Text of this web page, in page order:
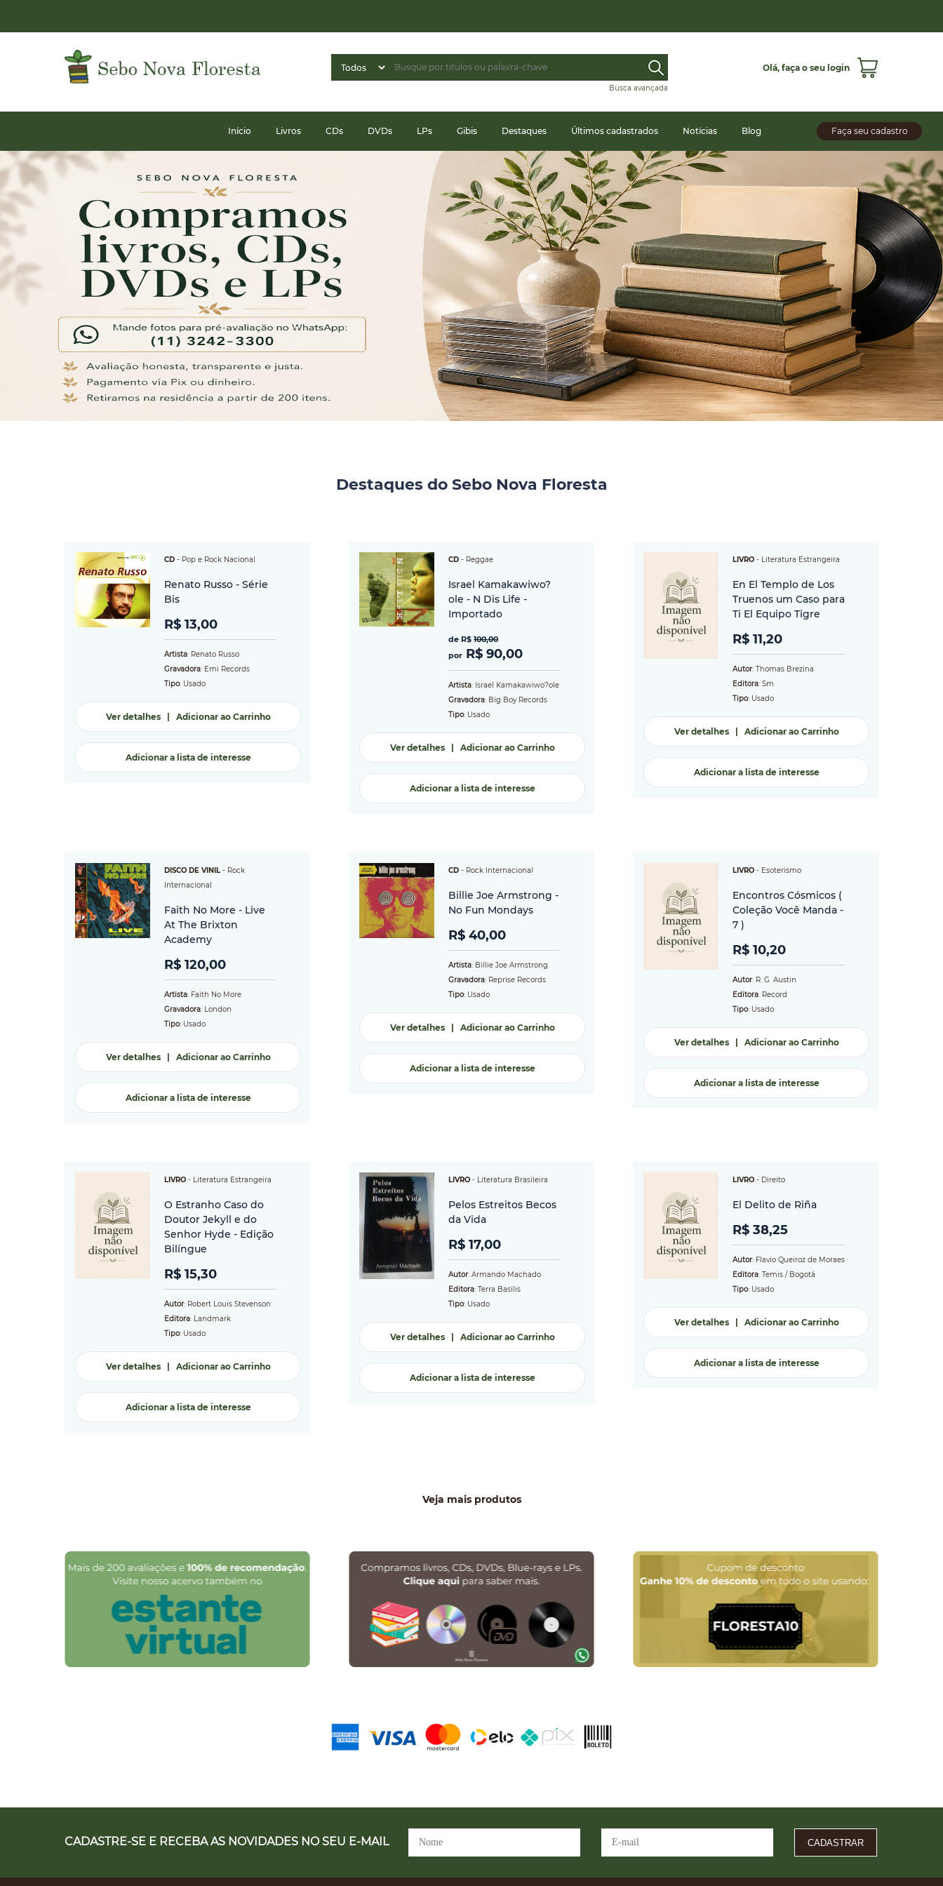
Busca avançada
Olá, faça o seu login
Faça seu cadastro
Início Livros CDs DVDs LPs Gibis Destaques Últimos cadastrados Notícias Blog
Destaques do Sebo Nova Floresta
CD - Pop e Rock Nacional
Renato Russo - Série
Bis
R$ 13,00
Artista: Renato Russo
Gravadora: Emi Records
Tipo: Usado
Ver detalhes| Adicionar ao Carrinho
Adicionar a lista de interesse
CD - Reggae
Israel Kamakawiwo?
ole - N Dis Life -
Importado
de R$ 100,00
por R$ 90,00
Artista: Israel Kamakawiwo?ole
Gravadora: Big Boy Records
Tipo: Usado
Ver detalhes| Adicionar ao Carrinho
Adicionar a lista de interesse
LIVRO - Literatura Estrangeira
En El Templo de Los
Truenos um Caso para
Ti El Equipo Tigre
R$ 11,20
Autor: Thomas Brezina
Editora: Sm
Tipo: Usado
Ver detalhes| Adicionar ao Carrinho
Adicionar a lista de interesse
DISCO DE VINIL - Rock
Internacional
Faith No More - Live
At The Brixton
Academy
R$ 120,00
Artista: Faith No More
Gravadora: London
Tipo: Usado
Ver detalhes| Adicionar ao Carrinho
Adicionar a lista de interesse
CD - Rock Internacional
Billie Joe Armstrong -
No Fun Mondays
R$ 40,00
Artista: Billie Joe Armstrong
Gravadora: Reprise Records
Tipo: Usado
Ver detalhes| Adicionar ao Carrinho
Adicionar a lista de interesse
LIVRO - Esoterismo
Encontros Cósmicos (
Coleção Você Manda -
7 )
R$ 10,20
Autor: R. G. Austin
Editora: Record
Tipo: Usado
Ver detalhes| Adicionar ao Carrinho
Adicionar a lista de interesse
LIVRO - Literatura Estrangeira
O Estranho Caso do
Doutor Jekyll e do
Senhor Hyde - Edição
Bilíngue
R$ 15,30
Autor: Robert Louis Stevenson
Editora: Landmark
Tipo: Usado
Ver detalhes| Adicionar ao Carrinho
Adicionar a lista de interesse
LIVRO - Literatura Brasileira
Pelos Estreitos Becos
da Vida
R$ 17,00
Autor: Armando Machado
Editora: Terra Basilis
Tipo: Usado
Ver detalhes| Adicionar ao Carrinho
Adicionar a lista de interesse
LIVRO - Direito
El Delito de Riña
R$ 38,25
Autor: Flavio Queiroz de Moraes
Editora: Temis / Bogotá
Tipo: Usado
Ver detalhes| Adicionar ao Carrinho
Adicionar a lista de interesse
Veja mais produtos
CADASTRE-SE E RECEBA AS NOVIDADES NO SEU E-MAIL CADASTRAR